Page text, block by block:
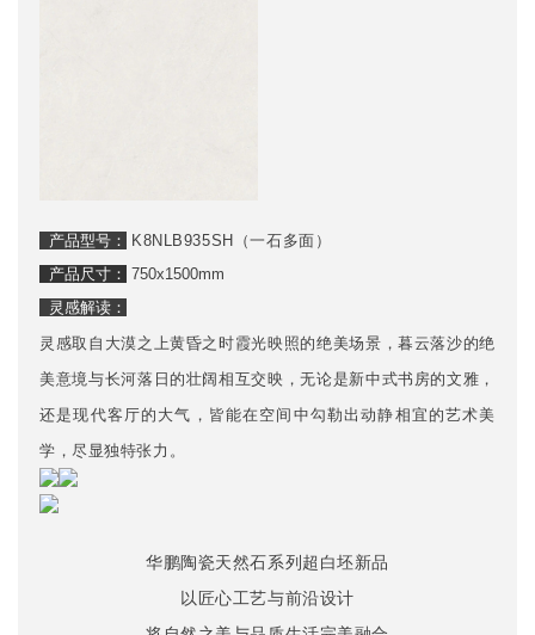
产品型号：
K8NLB935SH（一石多面）
产品尺寸： 750x1500mm
灵感解读：
灵感取自大漠之上黄昏之时霞光映照的绝美场景，暮云落沙的绝
美意境与长河落日的壮阔相互交映，无论是新中式书房的文雅，
还是现代客厅的大气，皆能在空间中勾勒出动静相宜的艺术美
学，尽显独特张力。
华鹏陶瓷天然石系列超白坯新品
以匠心工艺与前沿设计